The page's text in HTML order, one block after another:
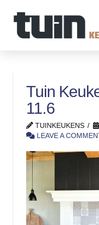
Tuin
11.6
TUINKEUKENS
LEAVE A